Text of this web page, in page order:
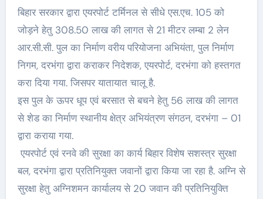
बिहार सरकार द्वारा एयरपोर्ट टर्मिनल से सीधे एस.एच. 105 को
जोड़ने हेतु 308.50 लाख की लागत से 21 मीटर लम्बा 2 लेन
आर.सी.सी. पुल का निर्माण वरीय परियोजना अभियंता, पुल निर्माण
निगम, दरभंगा द्वारा कराकर निदेशक, एयरपोर्ट, दरभंगा को हस्तगत
करा दिया गया. जिसपर यातायात चालू है.
इस पुल के ऊपर धूप एवं बरसात से बचने हेतु 56 लाख की लागत
से शेड का निर्माण स्थानीय क्षेत्र अभियंत्रण संगठन, दरभंगा – 01
द्वारा कराया गया.
एयरपोर्ट एवं रनवे की सुरक्षा का कार्य बिहार विशेष सशस्त्र सुरक्षा
बल, दरभंगा द्वारा प्रतिनियुक्त जवानों द्वारा किया जा रहा है. अग्नि से
सुरक्षा हेतु अग्निशमन कार्यालय से 20 जवान की प्रतिनियुक्ति